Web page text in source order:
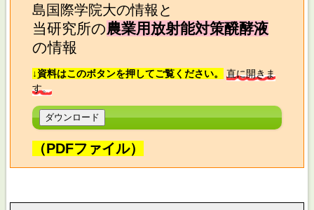
島国際学院大の情報と
当研究所の農業用放射能対策醗酵液
の情報
↓資料はこのボタンを押してご覧ください。
直に開きま
す。
（PDFファイル）